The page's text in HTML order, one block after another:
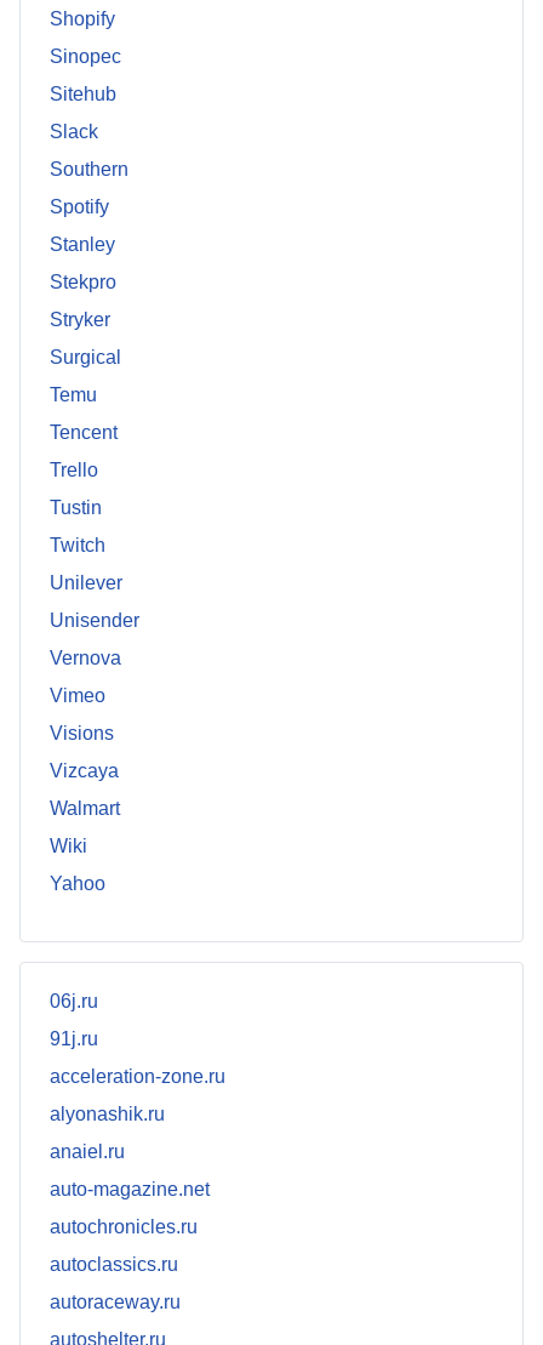
Shopify
Sinopec
Sitehub
Slack
Southern
Spotify
Stanley
Stekpro
Stryker
Surgical
Temu
Tencent
Trello
Tustin
Twitch
Unilever
Unisender
Vernova
Vimeo
Visions
Vizcaya
Walmart
Wiki
Yahoo
06j.ru
91j.ru
acceleration-zone.ru
alyonashik.ru
anaiel.ru
auto-magazine.net
autochronicles.ru
autoclassics.ru
autoraceway.ru
autoshelter.ru